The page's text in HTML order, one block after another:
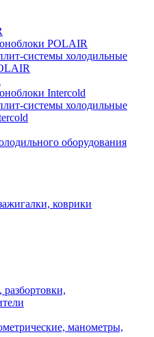
POLAIR
системы холодильные
Intercold
системы холодильные
оборудования
коврики
разбортовки,
манометры,